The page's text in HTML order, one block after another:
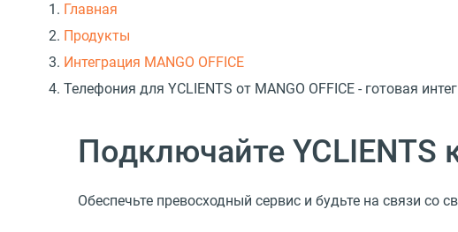
Главная
Продукты
Интеграция MANGO OFFICE
Телефония для YCLIENTS от MANGO OFFICE - готовая
Подключайте YCLIENTS
Обеспечьте превосходный сервис и будьте на связи со